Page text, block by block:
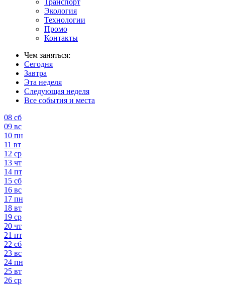
Транспорт
Экология
Технологии
Промо
Контакты
Чем заняться:
Сегодня
Завтра
Эта неделя
Следующая неделя
Все события и места
08 сб
09 вс
10 пн
11 вт
12 ср
13 чт
14 пт
15 сб
16 вс
17 пн
18 вт
19 ср
20 чт
21 пт
22 сб
23 вс
24 пн
25 вт
26 ср